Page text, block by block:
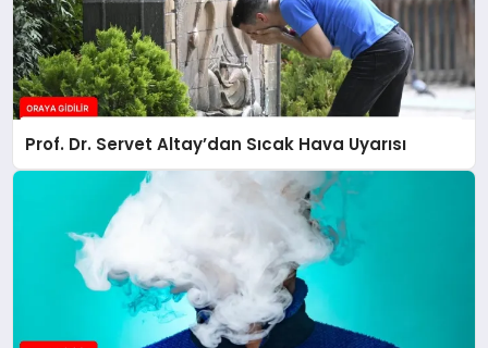
Prof. Dr. Servet Altay’dan Sıcak Hava Uyarısı